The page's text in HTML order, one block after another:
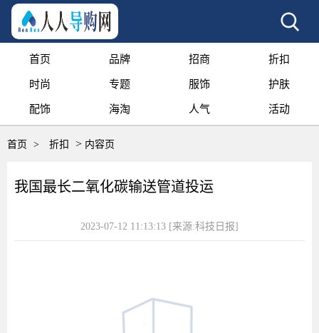
首页 品牌 招商 折扣
时尚 专题 服饰 护肤
配饰 海淘 人气 活动
首页 > 折扣 > 内容页
我国最长二氧化碳输送管道投运
2023-07-12 11:13:13 [来源:科技日报]